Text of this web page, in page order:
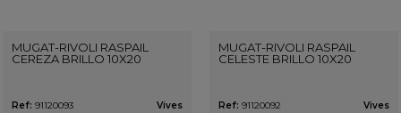
MUGAT-RIVOLI RASPAIL
CEREZA BRILLO 10X20
Ref: 91120093 Vives
MUGAT-RIVOLI RASPAIL
CELESTE BRILLO 10X20
Ref: 91120092 Vives